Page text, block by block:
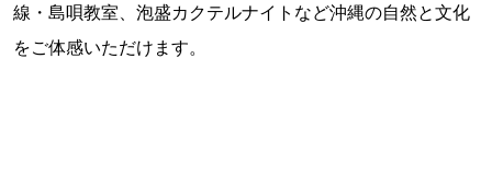
線・島唄教室、泡盛カクテルナイトなど沖縄の自然と文化
をご体感いただけます。